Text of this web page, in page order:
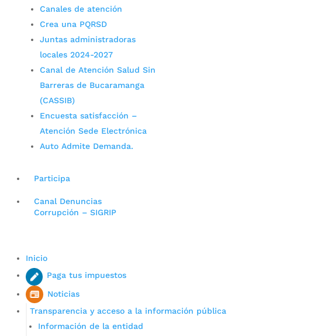
Canales de atención
Crea una PQRSD
Juntas administradoras
locales 2024-2027
Canal de Atención Salud Sin
Barreras de Bucaramanga
(CASSIB)
Encuesta satisfacción –
Atención Sede Electrónica
Auto Admite Demanda.
Participa
Canal Denuncias
Corrupción – SIGRIP
Inicio
Paga tus impuestos
Noticias
Transparencia y acceso a la información pública
Información de la entidad